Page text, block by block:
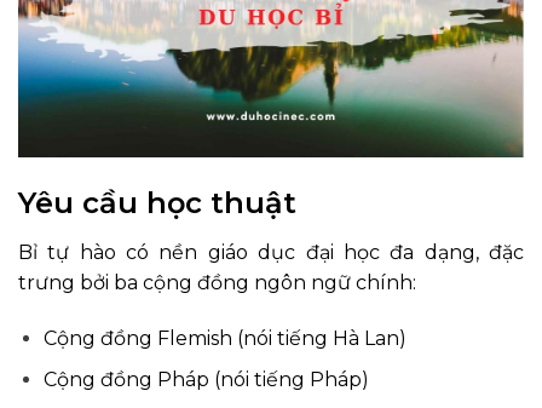
Yêu cầu học thuật
Bỉ tự hào có nền giáo dục đại học đa dạng, đặc
trưng bởi ba cộng đồng ngôn ngữ chính:
Cộng đồng Flemish (nói tiếng Hà Lan)
Cộng đồng Pháp (nói tiếng Pháp)